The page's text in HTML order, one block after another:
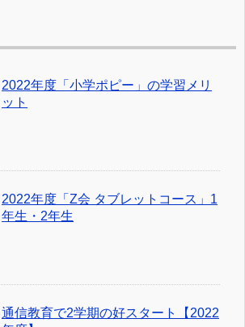
2022年度「小学ポピー」の学習メリ
ット
2022年度「Z会 タブレットコース」1
年生・2年生
通信教育で2学期の好スタート【2022